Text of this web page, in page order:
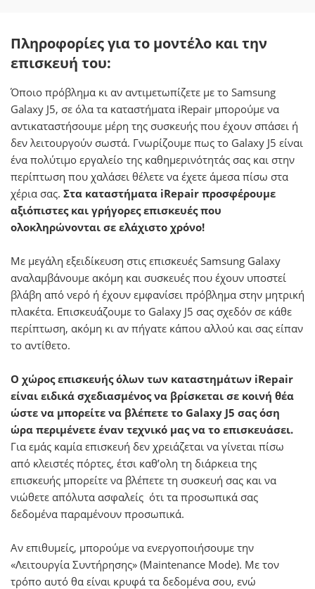
Πληροφορίες για το μοντέλο και την
επισκευή του:
Όποιο πρόβλημα κι αν αντιμετωπίζετε με το Samsung
Galaxy J5, σε όλα τα καταστήματα iRepair μπορούμε να
αντικαταστήσουμε μέρη της συσκευής που έχουν σπάσει ή
δεν λειτουργούν σωστά. Γνωρίζουμε πως το Galaxy J5 είναι
ένα πολύτιμο εργαλείο της καθημερινότητάς σας και στην
περίπτωση που χαλάσει θέλετε να έχετε άμεσα πίσω στα
χέρια σας. Στα καταστήματα iRepair προσφέρουμε
αξιόπιστες και γρήγορες επισκευές που
ολοκληρώνονται σε ελάχιστο χρόνο!
Με μεγάλη εξειδίκευση στις επισκευές Samsung Galaxy
αναλαμβάνουμε ακόμη και συσκευές που έχουν υποστεί
βλάβη από νερό ή έχουν εμφανίσει πρόβλημα στην μητρική
πλακέτα. Επισκευάζουμε το Galaxy J5 σας σχεδόν σε κάθε
περίπτωση, ακόμη κι αν πήγατε κάπου αλλού και σας είπαν
το αντίθετο.
Ο χώρος επισκευής όλων των καταστημάτων iRepair
είναι ειδικά σχεδιασμένος να βρίσκεται σε κοινή θέα
ώστε να μπορείτε να βλέπετε το Galaxy J5 σας όση
ώρα περιμένετε έναν τεχνικό μας να το επισκευάσει.
Για εμάς καμία επισκευή δεν χρειάζεται να γίνεται πίσω
από κλειστές πόρτες, έτσι καθ’ολη τη διάρκεια της
επισκευής μπορείτε να βλέπετε τη συσκευή σας και να
νιώθετε απόλυτα ασφαλείς ότι τα προσωπικά σας
δεδομένα παραμένουν προσωπικά.
Αν επιθυμείς, μπορούμε να ενεργοποιήσουμε την
«Λειτουργία Συντήρησης» (Maintenance Mode). Με τον
τρόπο αυτό θα είναι κρυφά τα δεδομένα σου, ενώ